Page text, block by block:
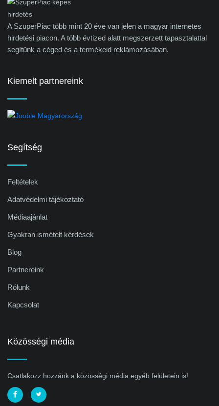
A SzuperPiac több mint 20 éve van jelen a magyar internetes
hirdetési piacon. A több évtized alatt megszerzett tapasztalattal
segítünk a céged és a termékeid reklámozásában.
Kiemelt partnereink
Segítség
Feltételek
Adatvédelmi tájékoztató
Médiaajánlat
Gyakran ismételt kérdések
Blog
Partnereink
Rólunk
Kapcsolat
Közösségi média
Csatlakozz hozzánk a közösségi média egyéb felületein is!